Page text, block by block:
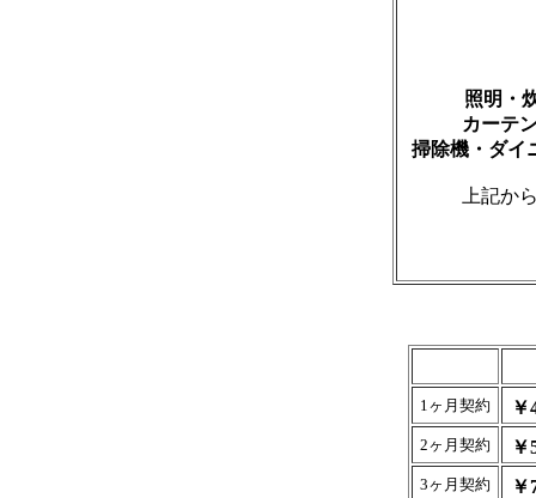
照明・
カーテ
掃除機・ダイ
上記か
1ヶ月契約 ￥
2ヶ月契約 ￥
3ヶ月契約 ￥